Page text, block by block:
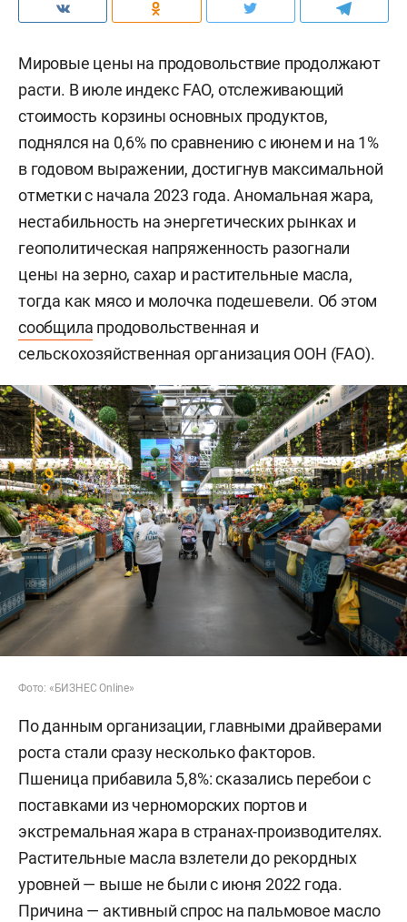
Мировые цены на продовольствие продолжают
расти. В июле индекс FAO, отслеживающий
стоимость корзины основных продуктов,
поднялся на 0,6% по сравнению с июнем и на 1%
в годовом выражении, достигнув максимальной
отметки с начала 2023 года. Аномальная жара,
нестабильность на энергетических рынках и
геополитическая напряженность разогнали
цены на зерно, сахар и растительные масла,
тогда как мясо и молочка подешевели. Об этом
сообщила продовольственная и
сельскохозяйственная организация ООН (FAO).
Фото: «БИЗНЕС Online»
По данным организации, главными драйверами
роста стали сразу несколько факторов.
Пшеница прибавила 5,8%: сказались перебои с
поставками из черноморских портов и
экстремальная жара в странах-производителях.
Растительные масла взлетели до рекордных
уровней — выше не были с июня 2022 года.
Причина — активный спрос на пальмовое масло